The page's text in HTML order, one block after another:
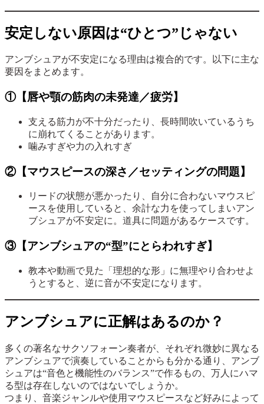
安定しない原因は“ひとつ”じゃない
アンブシュアが不安定になる理由は複合的です。以下に主な
要因をまとめます。
①【唇や顎の筋肉の未発達／疲労】
支える筋力が不十分だったり、長時間吹いているうち
に崩れてくることがあります。
噛みすぎや力の入れすぎ
②【マウスピースの深さ／セッティングの問題】
リードの状態が悪かったり、自分に合わないマウスピ
ースを使用していると、余計な力を使ってしまいアン
ブシュアが不安定に。道具に問題があるケースです。
③【アンブシュアの“型”にとらわれすぎ】
教本や動画で見た「理想的な形」に無理やり合わせよ
うとすると、逆に音が不安定になります。
アンブシュアに正解はあるのか？
多くの著名なサクソフォーン奏者が、それぞれ微妙に異なる
アンブシュアで演奏していることからも分かる通り、アンブ
シュアは“音色と機能性のバランス”で作るもの、万人にハマ
る型は存在しないのではないでしょうか。
つまり、音楽ジャンルや使用マウスピースなど好みによって